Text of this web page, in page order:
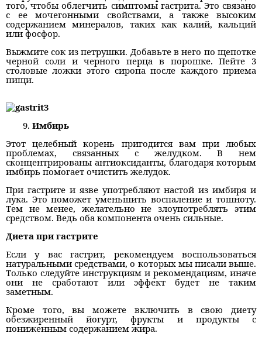
того, чтобы облегчить симптомы гастрита. Это связано
с ее мочегонными свойствами, а также высоким
содержанием минералов, таких как калий, кальций
или фосфор.
Выжмите сок из петрушки. Добавьте в него по щепотке
черной соли и черного перца в порошке. Пейте 3
столовые ложки этого сиропа после каждого приема
пищи.
Имбирь
Этот целебный корень пригодится вам при любых
проблемах, связанных с желудком. В нем
сконцентрированы антиоксиданты, благодаря которым
имбирь помогает очистить желудок.
При гастрите и язве употребляют настой из имбиря и
лука. Это поможет уменьшить воспаление и тошноту.
Тем не менее, желательно не злоупотреблять этим
средством. Ведь оба компонента очень сильные.
Диета при гастрите
Если у вас гастрит, рекомендуем воспользоваться
натуральными средствами, о которых мы писали выше.
Только следуйте инструкциям и рекомендациям, иначе
они не сработают или эффект будет не таким
заметным.
Кроме того, вы можете включить в свою диету
обезжиренный йогурт, фрукты и продукты с
пониженным содержанием жира.